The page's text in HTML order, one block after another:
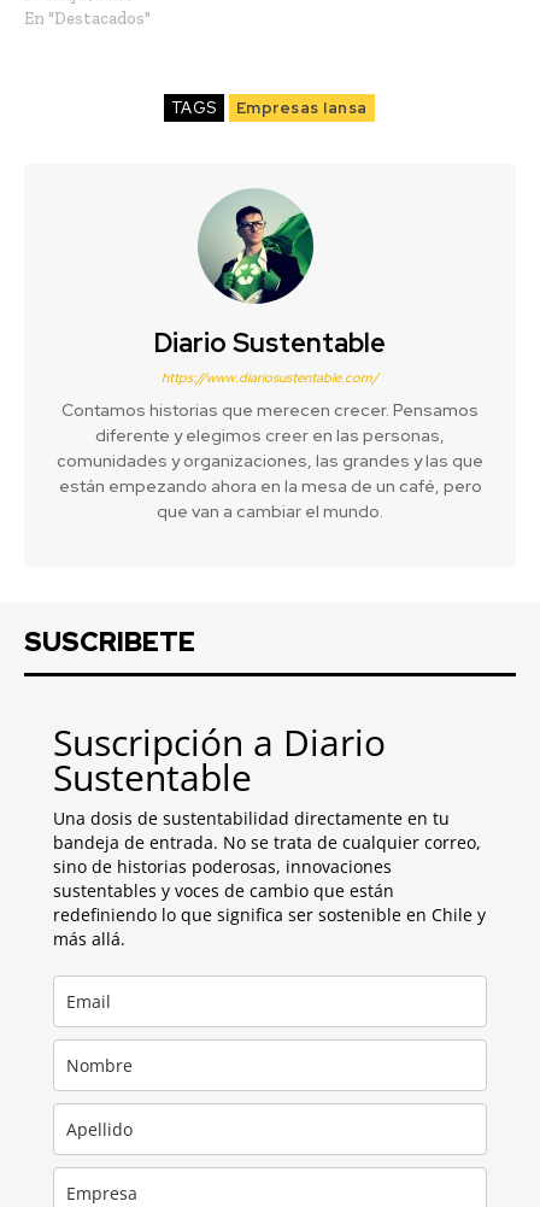
En "Destacados"
TAGS Empresas Iansa
Diario Sustentable
https://www.diariosustentable.com/
Contamos historias que merecen crecer. Pensamos
diferente y elegimos creer en las personas,
comunidades y organizaciones, las grandes y las que
están empezando ahora en la mesa de un café, pero
que van a cambiar el mundo.
SUSCRIBETE
Suscripción a Diario
Sustentable
Una dosis de sustentabilidad directamente en tu
bandeja de entrada. No se trata de cualquier correo,
sino de historias poderosas, innovaciones
sustentables y voces de cambio que están
redefiniendo lo que significa ser sostenible en Chile y
más allá.